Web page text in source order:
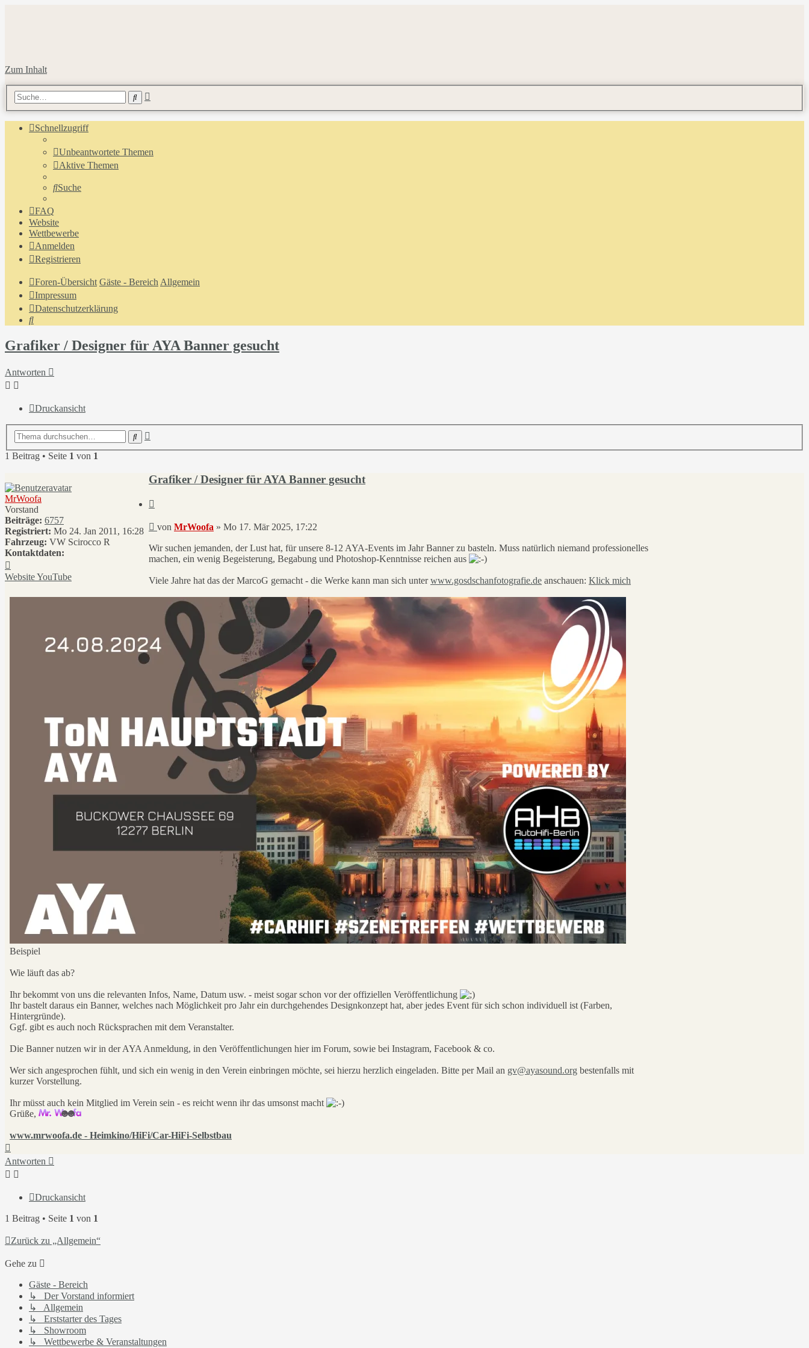
Zum Inhalt
Suche
Schnellzugriff
Unbeantwortete Themen
Aktive Themen
Suche
FAQ
Website
Wettbewerbe
Anmelden
Registrieren
Foren-Übersicht Gäste - Bereich Allgemein
Impressum
Datenschutzerklärung
Suche
Grafiker / Designer für AYA Banner gesucht
Antworten
Druckansicht
Suche
1 Beitrag • Seite 1 von 1
MrWoofa
Vorstand
Beiträge: 6757
Registriert: Mo 24. Jan 2011, 16:28
Fahrzeug: VW Scirocco R
Kontaktdaten:
von
MrWoofa
WebsiteYouTube
Grafiker / Designer für AYA Banner gesucht
Beitrag
vonMrWoofa »Mo 17. Mär 2025, 17:22
Wir suchen jemanden, der Lust hat, für unsere 8-12 AYA-Events im Jahr Banner zu basteln. Muss natürlich niemand professionelles
machen, ein wenig Begeisterung, Begabung und Photoshop-Kenntnisse reichen aus
Viele Jahre hat das der MarcoG gemacht - die Werke kann man sich unterwww.gosdschanfotografie.de anschauen:Klick mich
Beispiel
Wie läuft das ab?
Ihr bekommt von uns die relevanten Infos, Name, Datum usw. - meist sogar schon vor der offiziellen Veröffentlichung
Ihr bastelt daraus ein Banner, welches nach Möglichkeit pro Jahr ein durchgehendes Designkonzept hat, aber jedes Event für sich schon individuell ist (Farben,
Hintergründe).
Ggf. gibt es auch noch Rücksprachen mit dem Veranstalter.
Die Banner nutzen wir in der AYA Anmeldung, in den Veröffentlichungen hier im Forum, sowie bei Instagram, Facebook & co.
Wer sich angesprochen fühlt, und sich ein wenig in den Verein einbringen möchte, sei hierzu herzlich eingeladen. Bitte per Mail an gv@ayasound.org bestenfalls mit
kurzer Vorstellung.
Ihr müsst auch kein Mitglied im Verein sein - es reicht wenn ihr das umsonst macht
Grüße,
www.mrwoofa.de - Heimkino/HiFi/Car-HiFi-Selbstbau
oben
Antworten
Druckansicht
1 Beitrag • Seite 1 von 1
Zurück zu „Allgemein“
Gehe zu
Gäste - Bereich
↳ Der Vorstand informiert
↳ Allgemein
↳ Erststarter des Tages
↳ Showroom
↳ Wettbewerbe & Veranstaltungen